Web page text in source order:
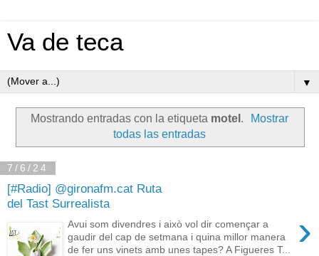
Va de teca
▼
Mostrando entradas con la etiqueta motel .
Mostrar
todas las entradas
7/6/24
[#Radio] @gironafm.cat Ruta
del Tast Surrealista
›
Avui som divendres i això vol dir començar a
gaudir del cap de setmana i quina millor manera
de fer uns vinets amb unes tapes? A Figueres T...